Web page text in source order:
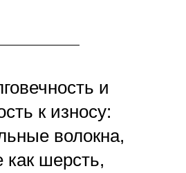
так как
материала
неповторимые
и оттенки.
и
к износу:
волокна,
как шерсть,